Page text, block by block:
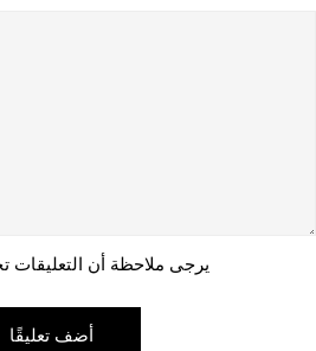
يرجى ملاحظة أن التعليقات